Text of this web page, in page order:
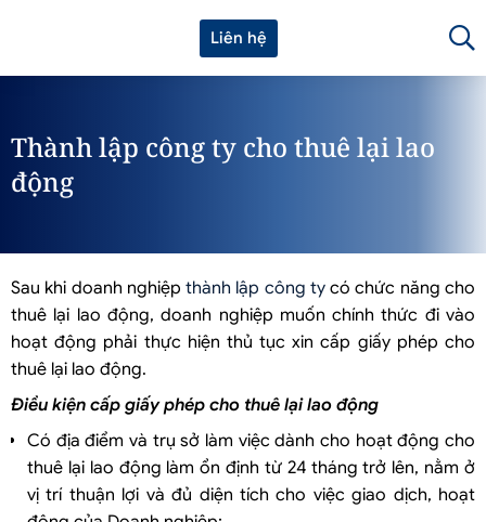
Liên hệ
Thành lập công ty cho thuê lại lao
động
Sau khi doanh nghiệpthành lập công tycó chức năng cho
thuê lại lao động, doanh nghiệp muốn chính thức đi vào
hoạt động phải thực hiện thủ tục xin cấp giấy phép cho
thuê lại lao động.
Điều kiện cấp giấy phép cho thuê lại lao động
Có địa điểm và trụ sở làm việc dành cho hoạt động cho
thuê lại lao động làm ổn định từ 24 tháng trở lên, nằm ở
vị trí thuận lợi và đủ diện tích cho việc giao dịch, hoạt